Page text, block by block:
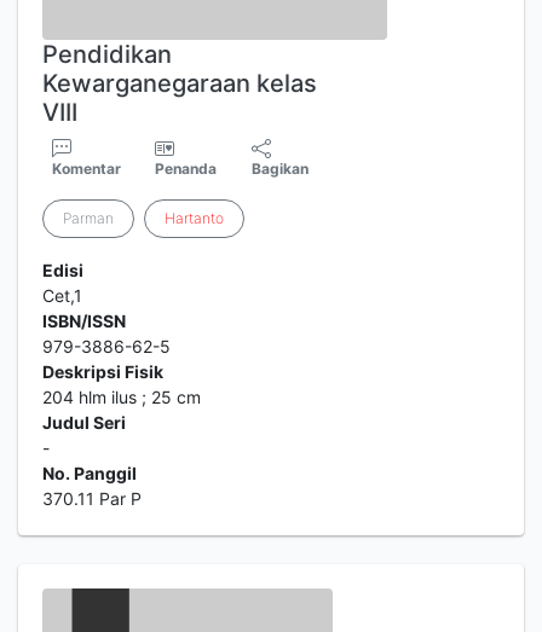
Pendidikan
Kewarganegaraan kelas
VIII
Komentar Penanda Bagikan
Parman Hartanto
Edisi
Cet,1
ISBN/ISSN
979-3886-62-5
Deskripsi Fisik
204 hlm ilus ; 25 cm
Judul Seri
-
No. Panggil
370.11 Par P